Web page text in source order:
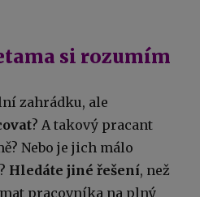
si rozumím
zahrádku, ale
? A takový pracant
Nebo je jich málo
Hledáte jiné řešení, než
pracovníka na plný